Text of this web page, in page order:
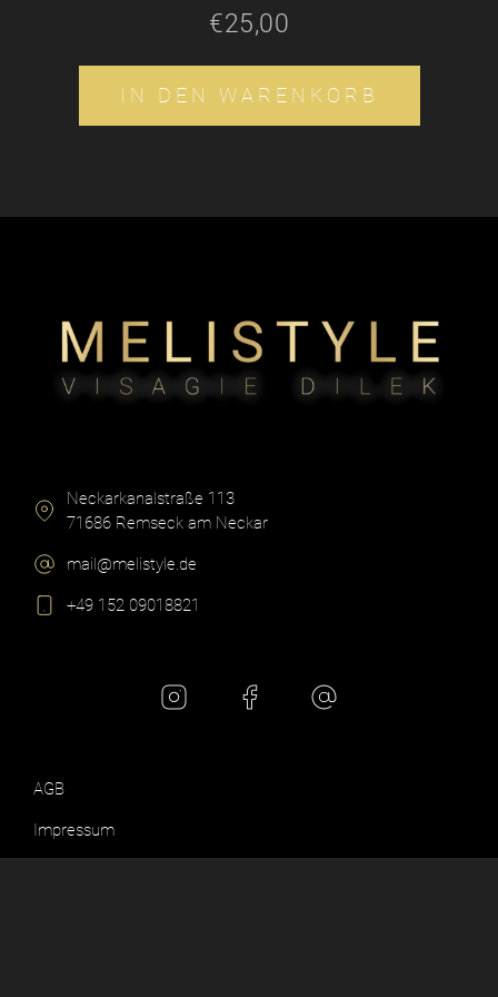
€25,00
IN DEN WARENKORB
Neckarkanalstraße 113​
71686 Remseck am Neckar​
mail@melistyle.de​
+49 152 09018821​
AGB
Impressum